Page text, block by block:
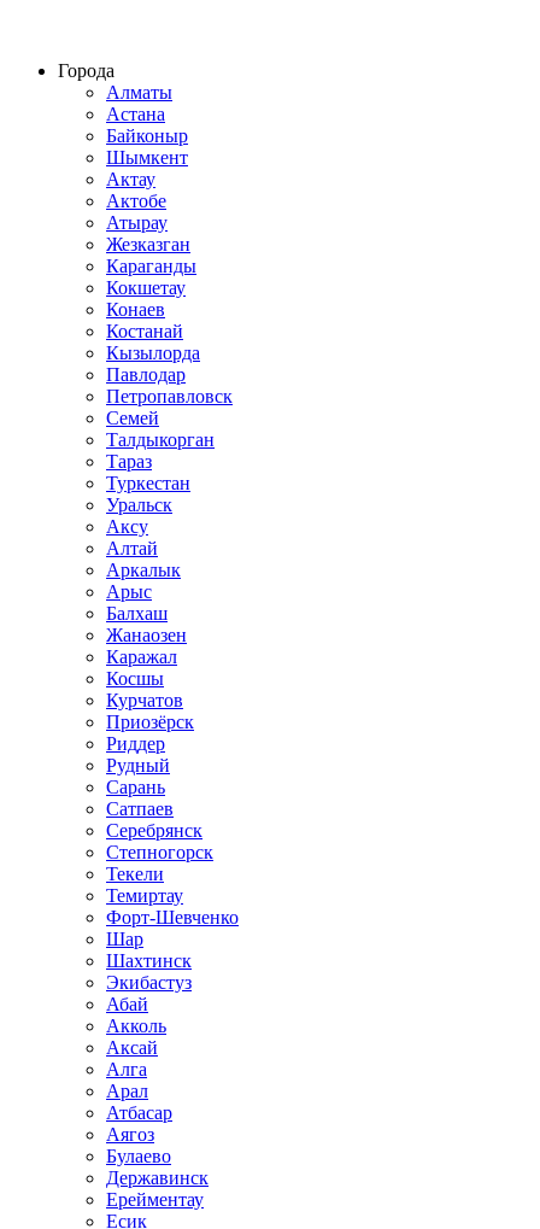
Города
Алматы
Астана
Байконыр
Шымкент
Актау
Актобе
Атырау
Жезказган
Караганды
Кокшетау
Конаев
Костанай
Кызылорда
Павлодар
Петропавловск
Семей
Талдыкорган
Тараз
Туркестан
Уральск
Аксу
Алтай
Аркалык
Арыс
Балхаш
Жанаозен
Каражал
Косшы
Курчатов
Приозёрск
Риддер
Рудный
Сарань
Сатпаев
Серебрянск
Степногорск
Текели
Темиртау
Форт-Шевченко
Шар
Шахтинск
Экибастуз
Абай
Акколь
Аксай
Алга
Арал
Атбасар
Аягоз
Булаево
Державинск
Ерейментау
Есик